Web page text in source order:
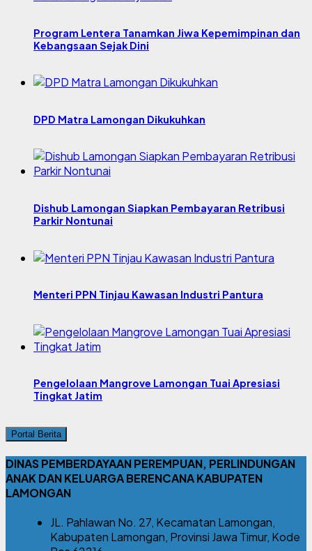
Program Lentera Tanamkan Jiwa Kepemimpinan dan
Kebangsaan Sejak Dini
DPD Matra Lamongan Dikukuhkan
Dishub Lamongan Siapkan Pembayaran Retribusi
Parkir Nontunai
Menteri PPN Tinjau Kawasan Industri Pantura
Pengelolaan Mangrove Lamongan Tuai Apresiasi
Tingkat Jatim
Portal Berita
DINAS PEMBERDAYAAN PEREMPUAN, PERLINDUNGAN
ANAK DAN KELUARGA BERENCANA KABUPATEN
LAMONGAN
JL. Pahlawan No. 27, Kecamatan Lamongan,
Kabupaten Lamongan, Provinsi Jawa Timur, Kode